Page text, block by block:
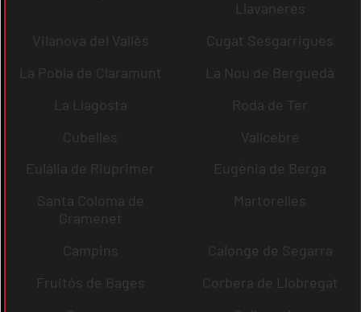
Llavaneres
Vilanova del Vallès
Cugat Sesgarrigues
La Pobla de Claramunt
La Nou de Berguedà
La Llagosta
Roda de Ter
Cubelles
Vallcebre
Eulàlia de Riuprimer
Eugènia de Berga
Santa Coloma de
Gramenet
Martorelles
Campins
Calonge de Segarra
Fruitós de Bages
Corbera de Llobregat